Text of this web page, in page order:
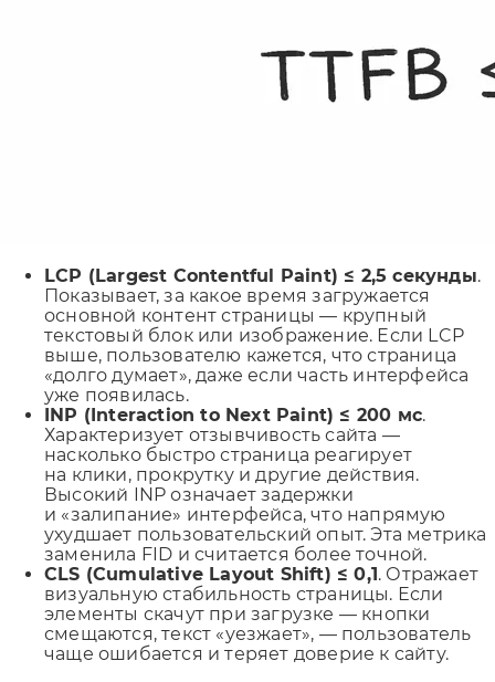
LCP (Largest Contentful Paint) ≤ 2,5 секунды.
Показывает, за какое время загружается
основной контент страницы — крупный
текстовый блок или изображение. Если LCP
выше, пользователю кажется, что страница
«долго думает», даже если часть интерфейса
уже появилась.
INP (Interaction to Next Paint) ≤ 200 мс.
Характеризует отзывчивость сайта —
насколько быстро страница реагирует
на клики, прокрутку и другие действия.
Высокий INP означает задержки
и «залипание» интерфейса, что напрямую
ухудшает пользовательский опыт. Эта метрика
заменила FID и считается более точной.
CLS (Cumulative Layout Shift) ≤ 0,1 . Отражает
визуальную стабильность страницы. Если
элементы скачут при загрузке — кнопки
смещаются, текст «уезжает», — пользователь
чаще ошибается и теряет доверие к сайту.